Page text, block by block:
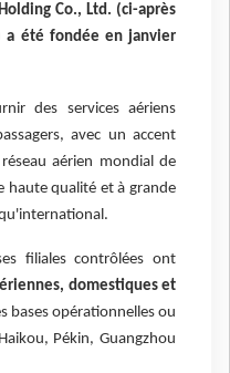
Co., Ltd. (ci-après
a été fondée en janvier
des services aériens
avec un accent
aérien mondial de
haute qualité et à grande
filiales contrôlées ont
domestiques et
bases opérationnelles ou
Pékin, Guangzhou